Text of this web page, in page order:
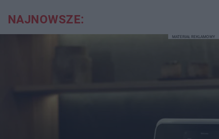
NAJNOWSZE:
MATERIAŁ REKLAMOWY